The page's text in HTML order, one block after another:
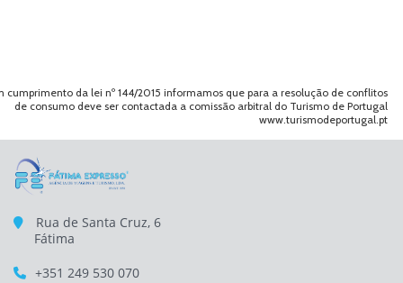
cumprimento da lei nº 144/2015 informamos que para a resolução de conflitos
de consumo deve ser contactada a comissão arbitral do Turismo de Portugal
www.turismodeportugal.pt
Rua de Santa Cruz, 6
Fátima
+351 249 530 070